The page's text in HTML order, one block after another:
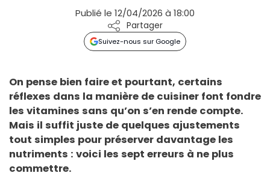
Publié le 12/04/2026 à 18:00
Partager
Suivez-nous sur Google
On pense bien faire et pourtant, certains
réflexes dans la manière de cuisiner font fondre
les vitamines sans qu’on s’en rende compte.
Mais il suffit juste de quelques ajustements
tout simples pour préserver davantage les
nutriments : voici les sept erreurs à ne plus
commettre.